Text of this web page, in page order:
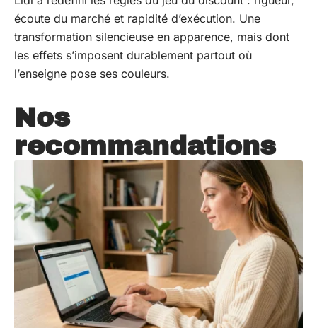
écoute du marché et rapidité d’exécution. Une
transformation silencieuse en apparence, mais dont
les effets s’imposent durablement partout où
l’enseigne pose ses couleurs.
Nos
recommandations